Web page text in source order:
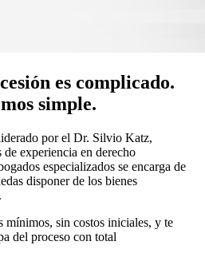
es complicado.
simple.
por el Dr. Silvio Katz,
de experiencia en derecho
especializados se encarga de
disponer de los bienes
mínimos, sin costos iniciales, y te
del proceso con total